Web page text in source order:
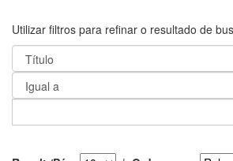
Utilizar filtros para refinar o resultado de